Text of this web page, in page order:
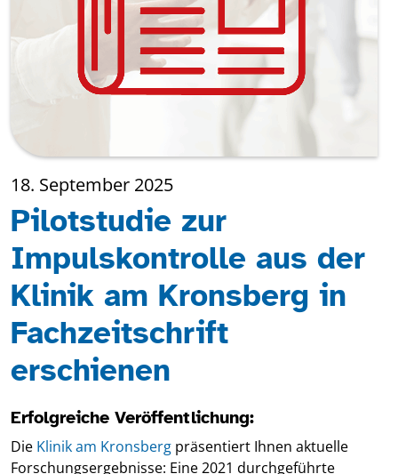
18. September 2025
Pilotstudie zur
Impulskontrolle aus der
Klinik am Kronsberg in
Fachzeitschrift
erschienen
Erfolgreiche Veröffentlichung:
Die Klinik am Kronsberg präsentiert Ihnen aktuelle
Forschungsergebnisse: Eine 2021 durchgeführte